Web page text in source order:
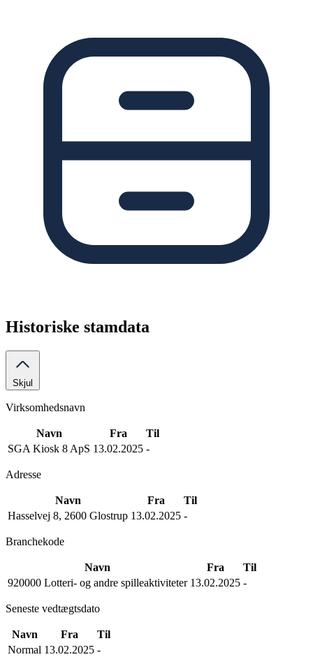
Historiske stamdata
Skjul
Virksomhedsnavn
Navn Fra
Til
SGA Kiosk 8 ApS 13.02.2025 -
Adresse
Navn Fra
Til
Hasselvej 8, 2600 Glostrup 13.02.2025 -
Branchekode
Navn Fra
Til
920000 Lotteri- og andre spilleaktiviteter 13.02.2025 -
Seneste vedtægtsdato
Navn Fra
Til
Normal 13.02.2025 -